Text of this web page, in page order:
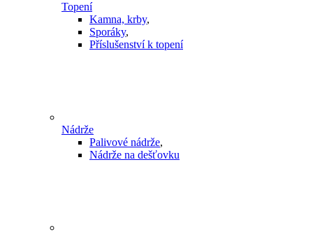
Topení
Kamna, krby,
Sporáky,
Příslušenství k topení
Nádrže
Palivové nádrže,
Nádrže na dešťovku